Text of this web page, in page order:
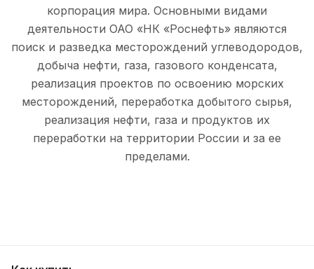
корпорация мира. Основными видами
деятельности ОАО «НК «Роснефть» являются
поиск и разведка месторождений углеводородов,
добыча нефти, газа, газового конденсата,
реализация проектов по освоению морских
месторождений, переработка добытого сырья,
реализация нефти, газа и продуктов их
переработки на территории России и за ее
пределами.